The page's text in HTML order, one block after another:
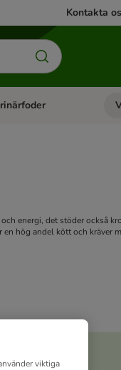
Kontakta
menu: Häst
energi, det stöder också
hög andel kött och kräver
viktiga